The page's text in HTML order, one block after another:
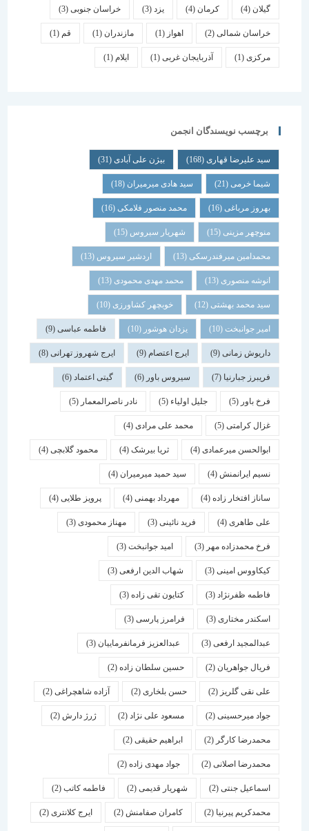
کرمان یزد خراسان جنوبی(3)
خراسان شمالی(2) اهواز مازندران(1) قم
(1) آذربایجان غربی(1) ایلام
برچسب نویسندگان انجمن
سید علیرضا قهاری(168) بیژن علی آبادی(31)
شیما خرمی(21) سید هادی میرمیران(18)
بهروز مرباغی (16) محمد منصور فلامکی (16)
منوچهر مزینی(15) شهریار سیروس(15)
محمدامین میرفندرسکی(13) اردشیر سیروس(13)
انوشه منصوری(13) محمد مهدی محمودی(13)
سید محمد بهشتی(12) خوبچهر کشاورزی(10)
امیر جوانبخت(10) یزدان هوشور(10) فاطمه عباسی(9)
داریوش زمانی(9) ایرج اعتصام(9) ایرج شهروز تهرانی(8)
فریبرز جبارنیا(7) سیروس باور(6) گیتی اعتماد(6)
فرخ باور(5) جلیل اولیاء(5) نادر ناصرالمعمار (5)
غزال کرامتی(5) محمد علی مرادی(4)
ابوالحسن میرعمادی(4) ثریا بیرشک(4) محمود گلابچی(4)
نسیم ایرانمنش(4) سید حمید میرمیران(4)
ساناز افتخار زاده(4) مهرداد بهمنی (4) پرویز طلایی(4)
علی طاهری(4) فرید نائینی(3) مهناز محمودی(3)
فرخ محمدزاده مهر(3) امید جوانبخت(3)
کیکاووس امینی(3) شهاب الدین ارفعی(3)
فاطمه ظفرنژاد(3) کتایون تقی زاده(3)
اسكندر مختاری (3) فرامرز پارسی(3)
عبدالمجید ارفعی(3) عبدالعزیز فرمانفرماییان(3)
فریال جواهریان(2) حسین سلطان زاده(2)
علی نقی گلریز(2) حسن بلخاری(2) آزاده شاهچراغی(2)
جواد میرحسینی(2) مسعود علی نژاد(2) ژرژ دارش (2)
محمدرضا کارگر(2) ابراهیم حقیقی(2)
محمدرضا اصلانی(2) جواد مهدی زاده(2)
اسماعیل جنتی(2) شهریار قدیمی(2) فاطمه کاتب(2)
محمدکریم پیرنیا (2) کامران صفامنش(2) ایرج کلانتری (2)